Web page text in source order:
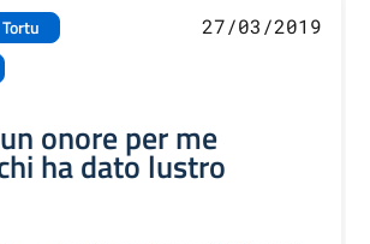
Tortu
27/03/2019
onore per me
ha dato lustro